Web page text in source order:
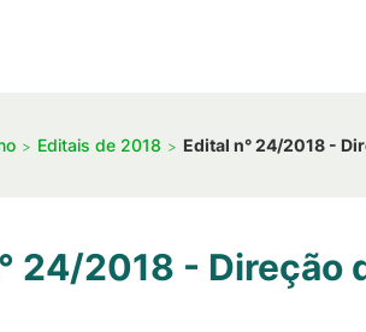
Editais de 2018 Edital n° 24/2018 -
24/2018 - Direção